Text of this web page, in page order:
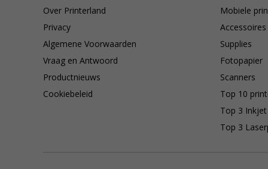
Over Printerland
Privacy
Algemene Voorwaarden
Vraag en Antwoord
Productnieuws
Cookiebeleid
Mobiele
Accessoires
Supplies
Fotopapier
Scanners
Top 10
Top 3
Top 3